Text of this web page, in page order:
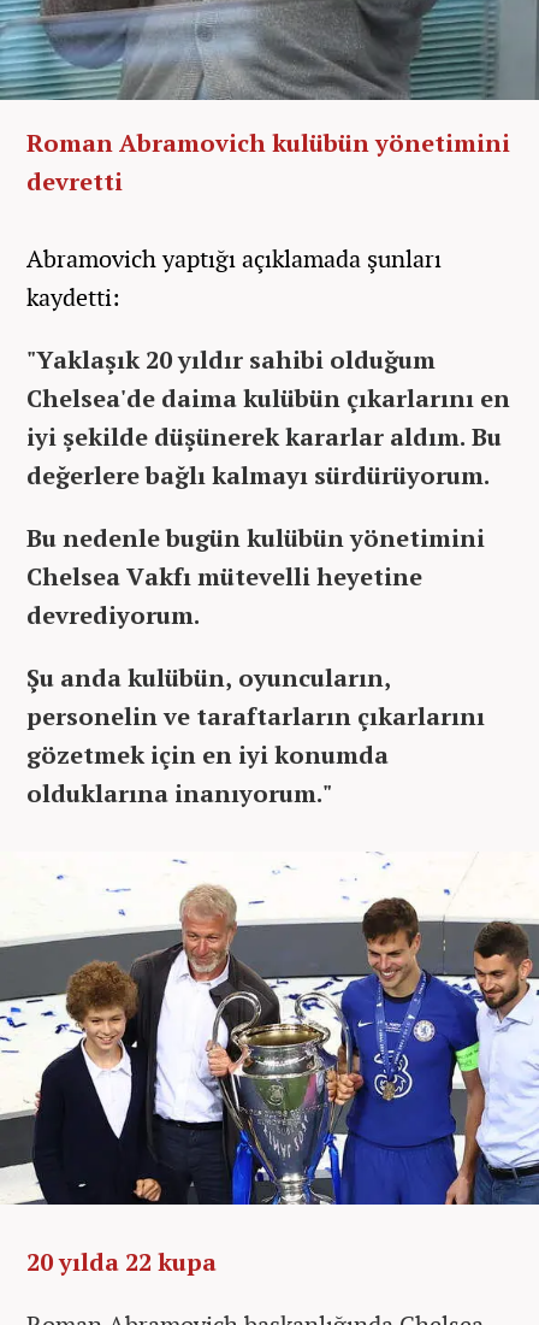
Roman Abramovich kulübün yönetimini
devretti
Abramovich yaptığı açıklamada şunları
kaydetti:
"Yaklaşık 20 yıldır sahibi olduğum
Chelsea'de daima kulübün çıkarlarını en
iyi şekilde düşünerek kararlar aldım. Bu
değerlere bağlı kalmayı sürdürüyorum.
Bu nedenle bugün kulübün yönetimini
Chelsea Vakfı mütevelli heyetine
devrediyorum.
Şu anda kulübün, oyuncuların,
personelin ve taraftarların çıkarlarını
gözetmek için en iyi konumda
olduklarına inanıyorum."
20 yılda 22 kupa